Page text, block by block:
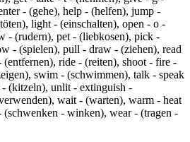
- (gehe), help - (helfen), jump -
light - (einschalten), open - o -
- (rudern), pet - (liebkosen), pick -
- (spielen), pull - draw - (ziehen), read
(entfernen), ride - (reiten), shoot - fire -
swim - (schwimmen), talk - speak
(kitzeln), unlit - extinguish -
wait - (warten), warm - heat
(schwenken - winken), wear - (tragen -